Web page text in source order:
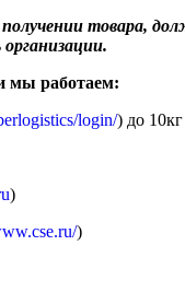
товара,
мы работаем:
login/) до 10кг
)
)